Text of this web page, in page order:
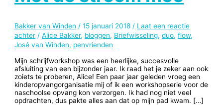
Bakker van Winden /15 januari 2018/ Laat een reactie
achter /Alice Bakker, bloggen, Briefwisseling,duo,flow,
José van Winden, penvrienden
Mijn schrijfworkshop was een heerlijke, succesvolle
afsluiting van een bijzonder jaar. Ik raad het je zeker aan ook
zoiets te proberen, Alice! Een paar jaar geleden vroeg een
kinderopvangorganisatie mij of ik een workshopserie voor de
naschoolse opvang kon verzorgen. Ik had nog niet veel
opdrachten, dus pakte alles aan dat op mijn pad kwam. […]